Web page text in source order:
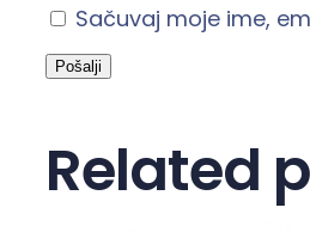
Sačuvaj moje ime,
Related